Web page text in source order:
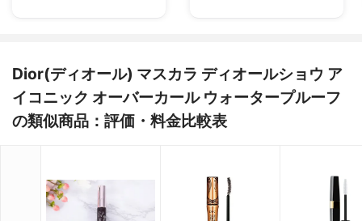
Dior(ディオール) マスカラ ディオールショウ ア
イコニック オーバーカール ウォータープルーフ
の類似商品：評価・料金比較表